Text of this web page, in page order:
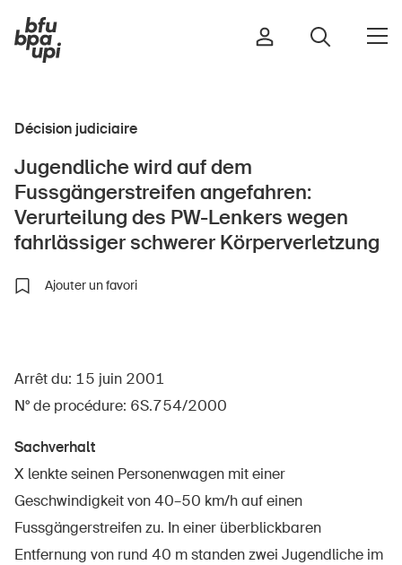
Sport et activité physique
Maison et jardin
Bâtiments et installations
À propos du BPA
Politique
Décision judiciaire
Jugendliche wird auf dem
Fussgängerstreifen angefahren:
Verurteilung des PW-Lenkers wegen
fahrlässiger schwerer Körperverletzung
Ajouter un favori
Arrêt du: 15 juin 2001
N° de procédure: 6S.754/2000
Sachverhalt
X lenkte seinen Personenwagen mit einer
Geschwindigkeit von 40–50 km/h auf einen
Fussgängerstreifen zu. In einer überblickbaren
Entfernung von rund 40 m standen zwei Jugendliche im